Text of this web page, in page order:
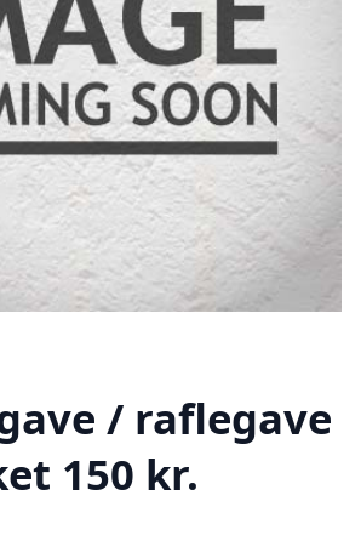
/ raflegave
150 kr.